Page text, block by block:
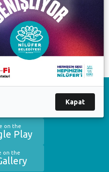
Şenlikleri
on the
Play
on the
Kapat